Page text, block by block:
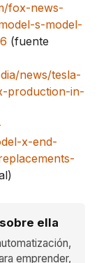
fox-news-
s-model-
(fuente
news/tesla-
production-in-
x-end-
ella
emprender,